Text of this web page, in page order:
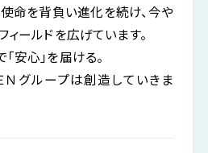
掲載希望の企業様
命を背負い進化を続け、今や
ィールドを広げています。
安心」を届ける。
Ｎグループは創造していきま